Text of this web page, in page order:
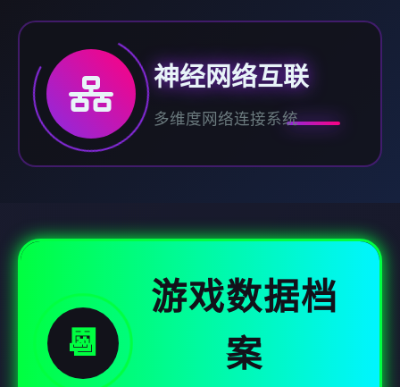
神经网络互联
多维度网络连接系统
📆
游戏数据档
案